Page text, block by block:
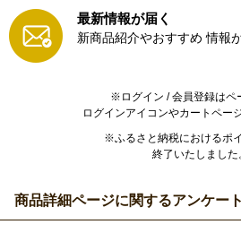
最新情報が届く
新商品紹介やおすすめ 情報
※ログイン / 会員登録はペ
ログインアイコンやカートペー
※ふるさと納税におけるポ
終了いたしました
商品詳細ページに関するアンケート